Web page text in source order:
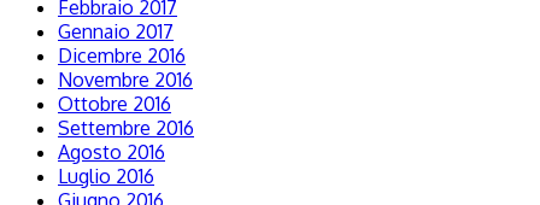
Febbraio 2017
Gennaio 2017
Dicembre 2016
Novembre 2016
Ottobre 2016
Settembre 2016
Agosto 2016
Luglio 2016